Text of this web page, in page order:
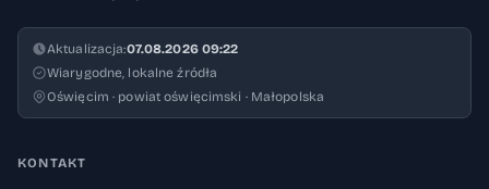
Aktualizacja:07.08.2026 09:22
Wiarygodne, lokalne źródła
Oświęcim · powiat oświęcimski · Małopolska
KONTAKT